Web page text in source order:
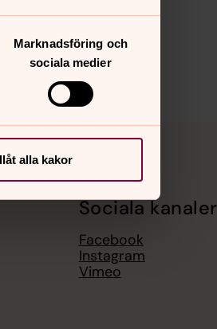
Marknadsföring och
sociala medier
alla kakor
Sociala kanaler
Facebook
Instagram
Vimeo